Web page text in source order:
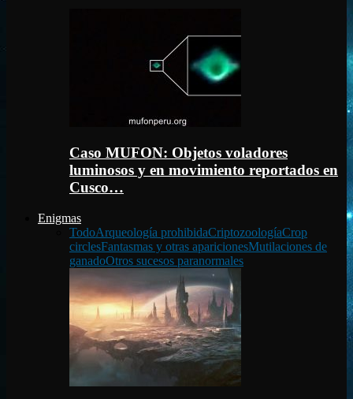
Caso MUFON: Objetos voladores
luminosos y en movimiento reportados en
Cusco…
Enigmas
TodoArqueología prohibidaCriptozoologíaCrop
circlesFantasmas y otras aparicionesMutilaciones de
ganadoOtros sucesos paranormales